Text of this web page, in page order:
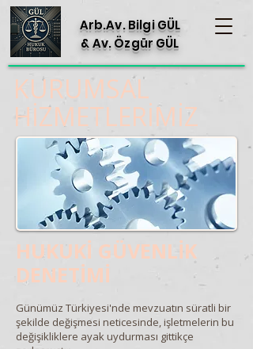
Arb.Av. Bilgi GÜL
& Av. Özgür GÜL
KURUMSAL
HİZMETLERİMİZ
HUKUKİ GÜVENLİK
DENETİMİ
Günümüz Türkiyesi'nde mevzuatın süratli bir
şekilde değişmesi neticesinde, işletmelerin bu
değişikliklere ayak uydurması gittikçe